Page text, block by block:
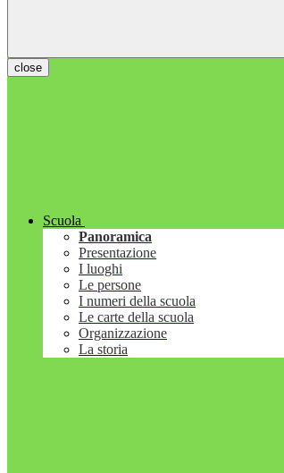
close
Scuola
Panoramica
Presentazione
I luoghi
Le persone
I numeri della scuola
Le carte della scuola
Organizzazione
La storia